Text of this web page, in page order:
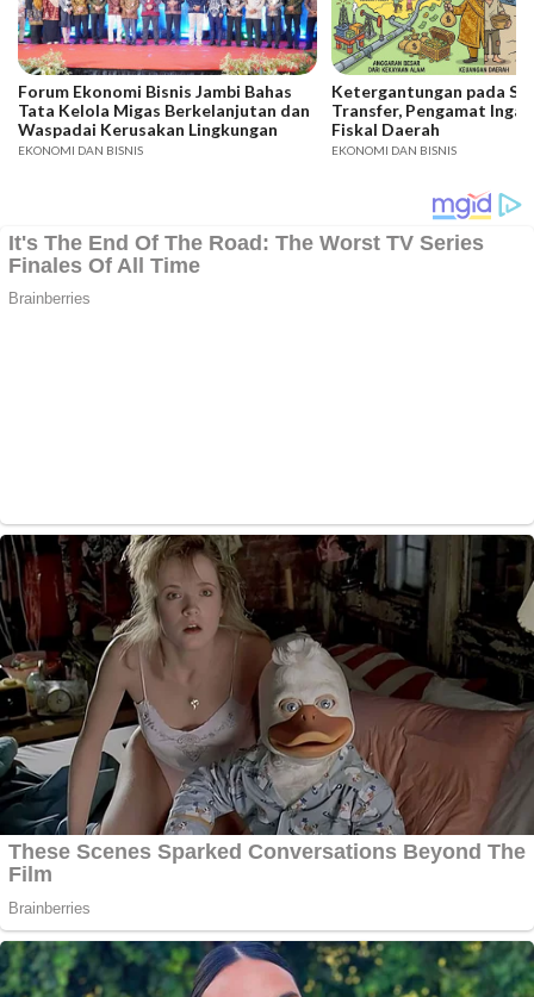
Forum Ekonomi Bisnis Jambi Bahas
Tata Kelola Migas Berkelanjutan dan
Waspadai Kerusakan Lingkungan
EKONOMI DAN BISNIS
Ketergantungan pada
Transfer, Pengamat
Fiskal Daerah
EKONOMI DAN BISNIS